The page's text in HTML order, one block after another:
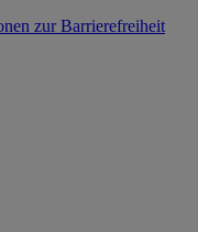
zur Barrierefreiheit